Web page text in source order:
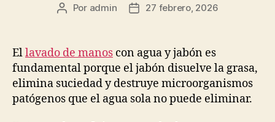
Autor
publicación
Por admin
Fecha
publicación
27 febrero, 2026
Ellavado de manos con agua y jabón es
fundamental porque el jabón disuelve la grasa,
elimina suciedad y destruye microorganismos
patógenos que el agua sola no puede eliminar.